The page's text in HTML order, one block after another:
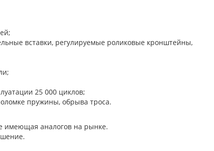
вставки, регулируемые роликовые кронштейны,
25 000 циклов;
пружины, обрыва троса.
имеющая аналогов на рынке.